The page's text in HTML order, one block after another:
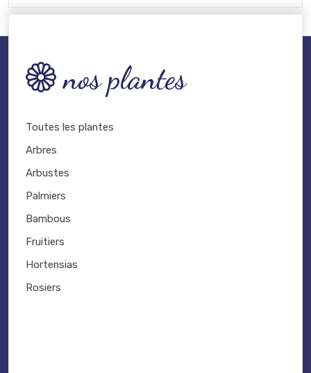
nos plantes
Toutes les plantes
Arbres
Arbustes
Palmiers
Bambous
Fruitiers
Hortensias
Rosiers